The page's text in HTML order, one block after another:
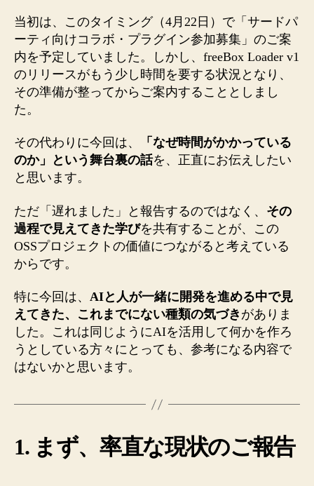
に
開
発
し
て
見
き
た
へ
の
当初は、このタイミング（4月22日）で「サードパ
ーティ向けコラボ・プラグイン参加募集」のご案
内を予定していました。しかし、freeBox Loader v1
のリリースがもう少し時間を要する状況となり、
その準備が整ってからご案内することとしまし
た。
その代わりに今回は、
「なぜ時間がかかっている
のか」という舞台裏の話を、正直にお伝えしたい
と思います。
ただ「遅れました」と報告するのではなく、 その
過程で見えてきた学びを共有することが、この
OSSプロジェクトの価値につながると考えている
からです。
特に今回は、 AIと人が一緒に開発を進める中で見
えてきた、これまでにない種類の気づき がありま
した。これは同じようにAIを活用して何かを作ろ
うとしている方々にとっても、参考になる内容で
はないかと思います。
1. まず、率直な現状のご報告